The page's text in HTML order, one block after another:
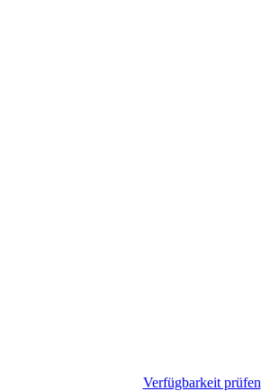
Verfügbarkeit prüfen